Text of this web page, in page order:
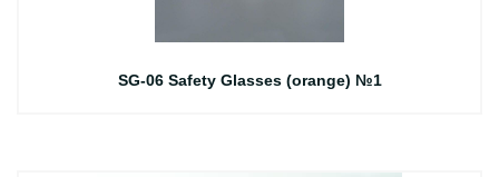
SG-06 Safety Glasses (orange) №1